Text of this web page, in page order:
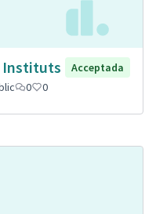
Instituts
Acceptada
0 0